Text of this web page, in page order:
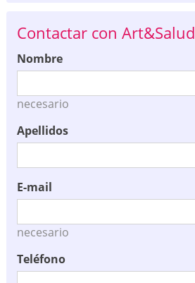
Contactar con Art&Salud
Nombre
necesario
Apellidos
E-mail
necesario
Teléfono